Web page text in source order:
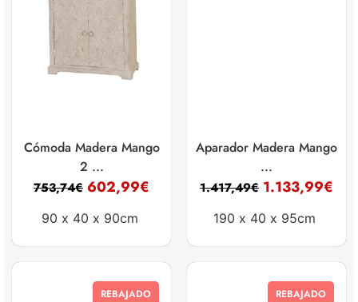
Cómoda Madera Mango
2 ...
753,74€ 602,99€
90 x 40 x 90cm
Aparador Madera Mango
...
1.417,49€ 1.133,99€
190 x 40 x 95cm
REBAJADO REBAJADO